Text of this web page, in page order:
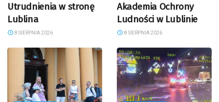
Utrudnienia w stronę
Lublina
8 SIERPNIA 2026
Akademia Ochrony
Ludności w Lublinie
8 SIERPNIA 2026